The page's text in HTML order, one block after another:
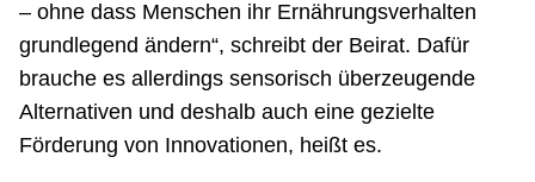
– ohne dass Menschen ihr Ernährungsverhalten
grundlegend ändern“, schreibt der Beirat. Dafür
brauche es allerdings sensorisch überzeugende
Alternativen und deshalb auch eine gezielte
Förderung von Innovationen, heißt es.